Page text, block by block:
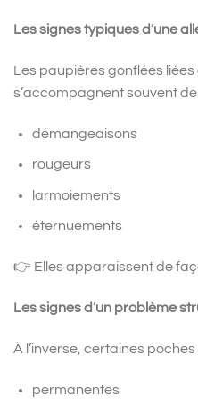
Les signes typiques d’une
Les paupières gonflées liées
s’accompagnent souvent de
démangeaisons
rougeurs
larmoiements
éternuements
👉 Elles apparaissent de
Les signes d’un problème
À l’inverse, certaines poches
permanentes